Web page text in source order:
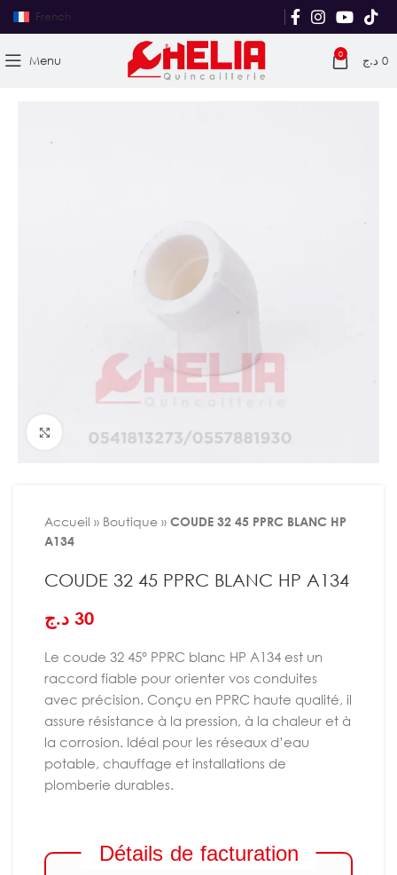
French
Menu 0 0 د.ج
Agrandir
Accueil » Boutique » COUDE 32 45 PPRC BLANC HP
A134
COUDE 32 45 PPRC BLANC HP A134
30 د.ج
Le coude 32 45° PPRC blanc HP A134 est un
raccord fiable pour orienter vos conduites
avec précision. Conçu en PPRC haute qualité, il
assure résistance à la pression, à la chaleur et à
la corrosion. Idéal pour les réseaux d’eau
potable, chauffage et installations de
plomberie durables.
Détails de facturation